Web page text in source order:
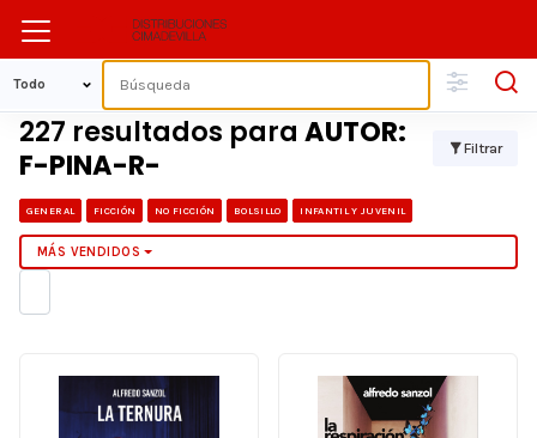
227 resultados para AUTOR:
F-PINA-R-
Filtrar
GENERAL FICCIÓN NO FICCIÓN BOLSILLO INFANTIL Y JUVENIL
MÁS VENDIDOS